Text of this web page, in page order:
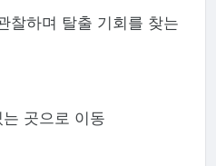
찰하며 탈출 기회를 찾는
곳으로 이동